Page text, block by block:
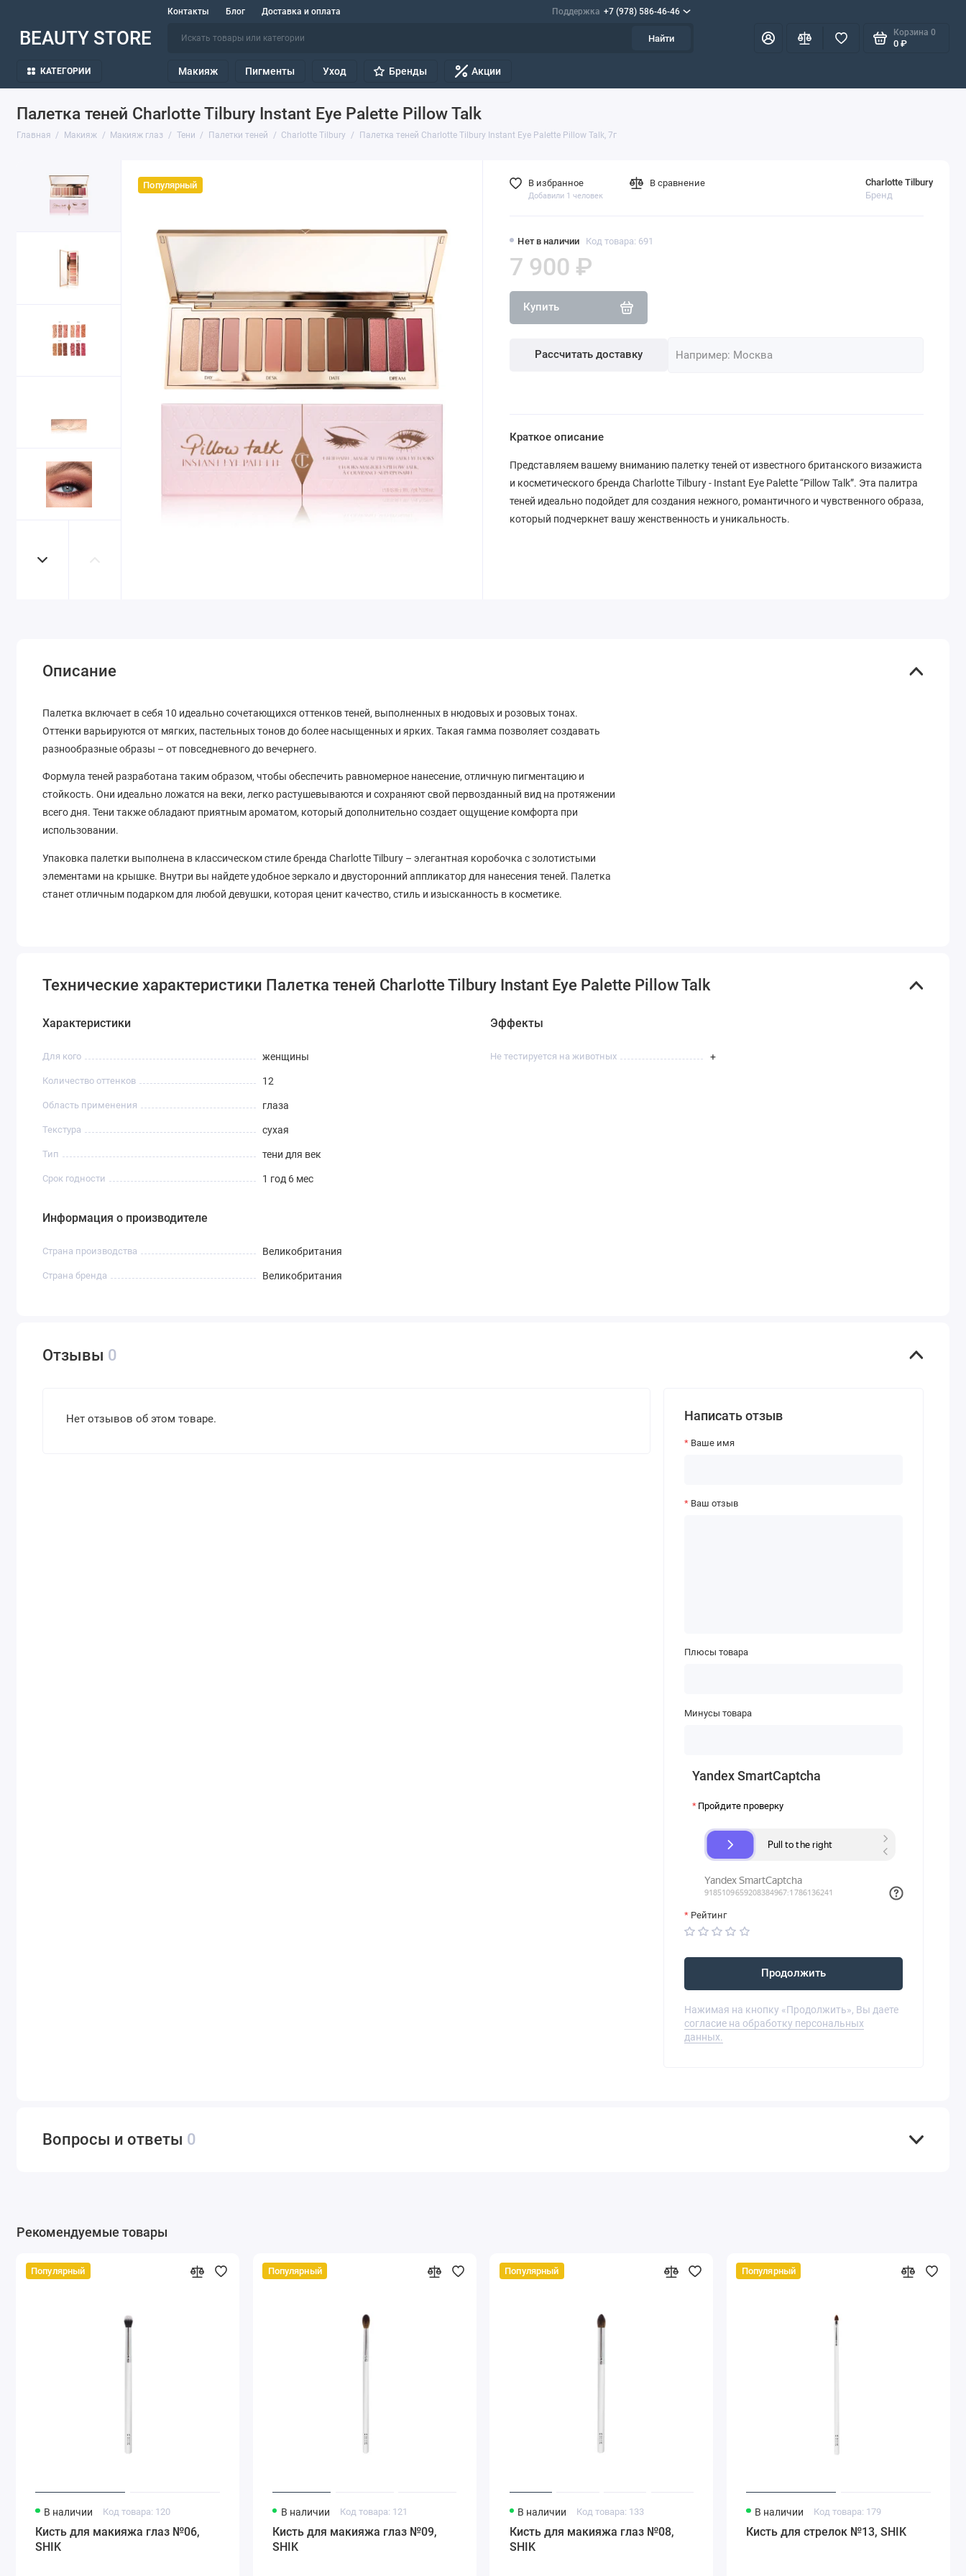
Контакты Блог Доставка и оплата Поддержка +7 (978) 586-46-46
BEAUTY STORE Найти
Корзина 0
0 ₽
КАТЕГОРИИ Макияж Пигменты Уход Бренды Акции
Палетка теней Charlotte Tilbury Instant Eye Palette Pillow Talk
Главная Макияж Макияж глаз Тени Палетки теней Charlotte Tilbury Палетка теней Charlotte Tilbury Instant Eye Palette Pillow Talk, 7г
Популярный
Нет в наличии Код товара: 691
Charlotte Tilbury
Бренд
7 900 ₽
Купить
Рассчитать доставку
В избранное
Добавили 1 человек
В сравнение
Краткое описание
Представляем вашему вниманию палетку теней от известного британского визажиста
и косметического бренда Charlotte Tilbury - Instant Eye Palette “Pillow Talk”. Эта палитра
теней идеально подойдет для создания нежного, романтичного и чувственного образа,
который подчеркнет вашу женственность и уникальность.
Описание
Палетка включает в себя 10 идеально сочетающихся оттенков теней, выполненных в нюдовых и розовых тонах.
Оттенки варьируются от мягких, пастельных тонов до более насыщенных и ярких. Такая гамма позволяет создавать
разнообразные образы – от повседневного до вечернего.
Формула теней разработана таким образом, чтобы обеспечить равномерное нанесение, отличную пигментацию и
стойкость. Они идеально ложатся на веки, легко растушевываются и сохраняют свой первозданный вид на протяжении
всего дня. Тени также обладают приятным ароматом, который дополнительно создает ощущение комфорта при
использовании.
Упаковка палетки выполнена в классическом стиле бренда Charlotte Tilbury – элегантная коробочка с золотистыми
элементами на крышке. Внутри вы найдете удобное зеркало и двусторонний аппликатор для нанесения теней. Палетка
станет отличным подарком для любой девушки, которая ценит качество, стиль и изысканность в косметике.
Технические характеристики Палетка теней Charlotte Tilbury Instant Eye Palette Pillow Talk
Характеристики
Для кого женщины
Количество оттенков 12
Область применения глаза
Текстура сухая
Тип тени для век
Срок годности 1 год 6 мес
Эффекты
Не тестируется на животных +
Информация о производителе
Страна производства Великобритания
Страна бренда Великобритания
Отзывы 0
Нет отзывов об этом товаре. Написать отзыв
Ваше имя
Ваш отзыв
Плюсы товара
Минусы товара
Yandex SmartCaptcha
Пройдите проверку
Рейтинг
Продолжить
Нажимая на кнопку «Продолжить», Вы даете
согласие на обработку персональных
данных.
Вопросы и ответы 0
Рекомендуемые товары
Популярный
В наличии Код товара: 120
Кисть для макияжа глаз №06,
SHIK
Популярный
В наличии Код товара: 121
Кисть для макияжа глаз №09,
SHIK
Популярный
В наличии Код товара: 133
Кисть для макияжа глаз №08,
SHIK
Популярный
В наличии Код товара: 179
Кисть для стрелок №13, SHIK